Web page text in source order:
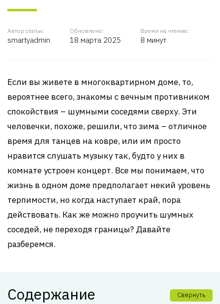
Автор статьи:
smartyadmin
Обновлено:
18 марта 2025
Время на чтение:
8 минут
Если вы живете в многоквартирном доме, то,
вероятнее всего, знакомы с вечным противником
спокойствия – шумными соседями сверху. Эти
человечки, похоже, решили, что зима – отличное
время для танцев на ковре, или им просто
нравится слушать музыку так, будто у них в
комнате устроен концерт. Все мы понимаем, что
жизнь в одном доме предполагает некий уровень
терпимости, но когда наступает край, пора
действовать. Как же можно проучить шумных
соседей, не переходя границы? Давайте
разберемся.
Содержание Свернуть